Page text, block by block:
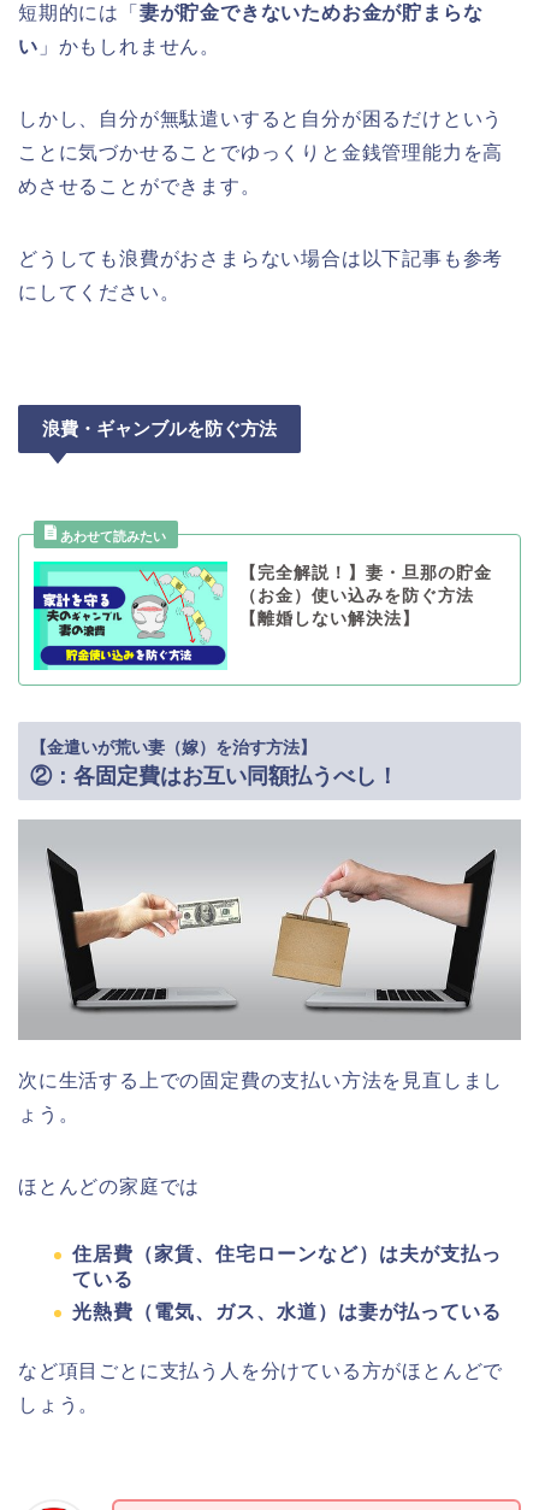
短期的には「 妻が貯金できないためお金が貯まらな
い 」かもしれません。
しかし、自分が無駄遣いすると自分が困るだけという
ことに気づかせることでゆっくりと金銭管理能力を高
めさせることができます。
どうしても浪費がおさまらない場合は以下記事も参考
にしてください。
浪費・ギャンブルを防ぐ方法
【完全解説！】妻・旦那の貯金
（お金）使い込みを防ぐ方法
【離婚しない解決法】
【金遣いが荒い妻（嫁）を治す方法】
②：各固定費はお互い同額払うべし！
次に生活する上での固定費の支払い方法を見直しまし
ょう。
ほとんどの家庭では
住居費（家賃、住宅ローンなど）は夫が支払っ
ている
光熱費（電気、ガス、水道）は妻が払っている
など項目ごとに支払う人を分けている方がほとんどで
しょう。